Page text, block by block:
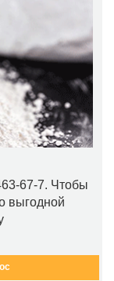
67-7. Чтобы
выгодной